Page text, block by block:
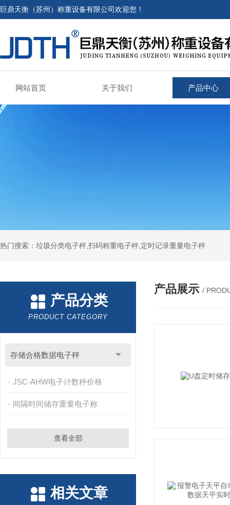
巨鼎天衡（苏州）称重设备有限公司欢迎您！
网站首页 关于我们 产品中心
热门搜索：垃圾分类电子秤,扫码称重电子秤,定时记录重量电子秤
产品分类
PRODUCT CATEGORY
存储合格数据电子秤
JSC-AHW电子计数秤价格
间隔时间储存重量电子称
查看全部
相关文章
产品展示 /